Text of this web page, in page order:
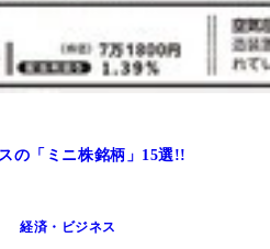
の「ミニ株銘柄」15選!!
経済・ビジネス